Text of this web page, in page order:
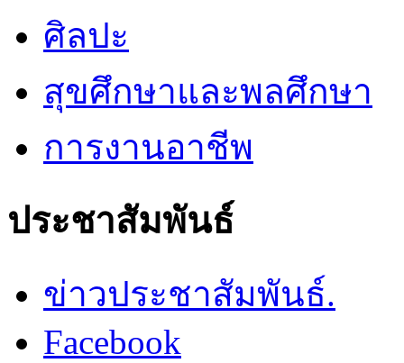
ศิลปะ
สุขศึกษาและพลศึกษา
การงานอาชีพ
ประชาสัมพันธ์
ข่าวประชาสัมพันธ์.
Facebook